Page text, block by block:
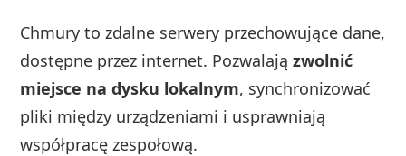
Chmury to zdalne serwery przechowujące dane,
dostępne przez internet. Pozwalajązwolnić
miejsce na dysku lokalnym, synchronizować
pliki między urządzeniami i usprawniają
współpracę zespołową.